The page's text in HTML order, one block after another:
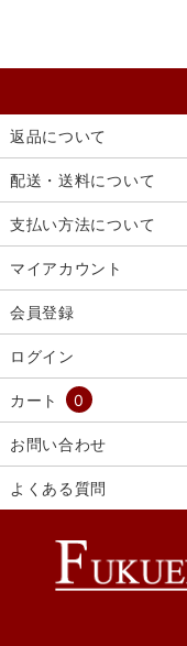
返品について
配送・送料について
支払い方法について
マイアカウント
会員登録
ログイン
カート 0
お問い合わせ
よくある質問